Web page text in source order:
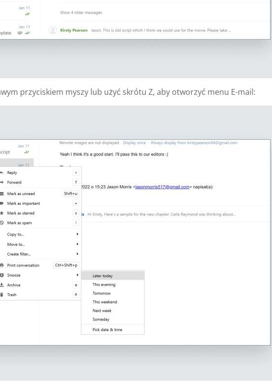
przyciskiem myszy lub użyć skrótu Z, aby otworzyć menu E-mail: